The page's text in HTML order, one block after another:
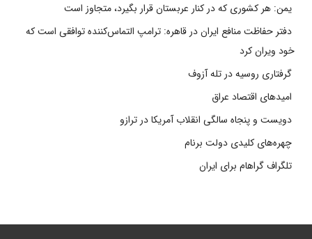
یمن: هر کشوری که در کنار عربستان قرار بگیرد، متجاوز است
دفتر حفاظت منافع ایران در قاهره: ترامپ التماس‌کننده توافقی است که
خود ویران کرد
گرفتاری روسیه در تله آزوف
امیدهای اقتصاد عراق
دویست و پنجاه سالگی انقلاب آمریکا در ترازو
چهره‌های کلیدی دولت برنام
تلگراف گراهام برای ایران